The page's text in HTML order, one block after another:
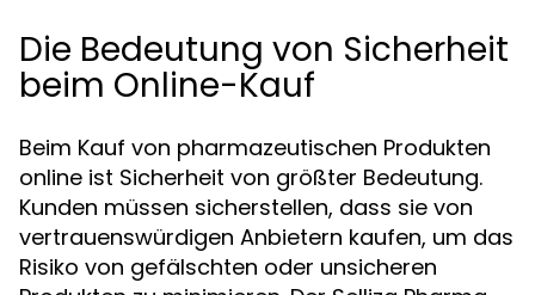
Die Bedeutung von Sicherheit
beim Online-Kauf
Beim Kauf von pharmazeutischen Produkten
online ist Sicherheit von größter Bedeutung.
Kunden müssen sicherstellen, dass sie von
vertrauenswürdigen Anbietern kaufen, um das
Risiko von gefälschten oder unsicheren